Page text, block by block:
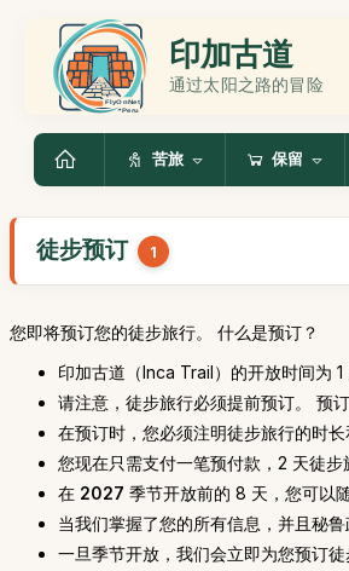
印加古道
通过太阳之路的冒险
苦旅 保留
徒步预订 1
您即将预订您的徒步旅行。 什么是预订？
印加古道（Inca Trail）的开放时间为
请注意，徒步旅行必须提前预订。 预
在预订时，您必须注明徒步旅行的时
您现在只需支付一笔预付款，2 天徒
在 2027 季节开放前的 8 天，您可以
当我们掌握了您的所有信息，并且秘
一旦季节开放，我们会立即为您预订